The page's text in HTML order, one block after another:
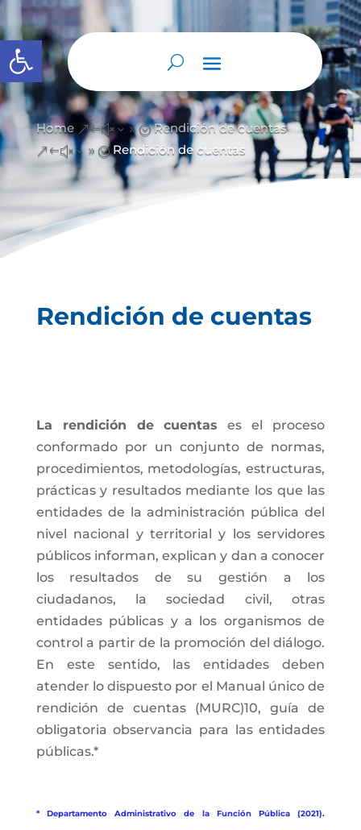
Abrir barra de herramientas
Home &#x39; Rendición de cuentas
&#x39; Rendición de cuentas
Rendición de cuentas
La rendición de cuentas es el proceso
conformado por un conjunto de normas,
procedimientos, metodologías, estructuras,
prácticas y resultados mediante los que las
entidades de la administración pública del
nivel nacional y territorial y los servidores
públicos informan, explican y dan a conocer
los resultados de su gestión a los
ciudadanos, la sociedad civil, otras
entidades públicas y a los organismos de
control a partir de la promoción del diálogo.
En este sentido, las entidades deben
atender lo dispuesto por el Manual único de
rendición de cuentas (MURC)10, guía de
obligatoria observancia para las entidades
públicas.*
* Departamento Administrativo de la Función Pública (2021).